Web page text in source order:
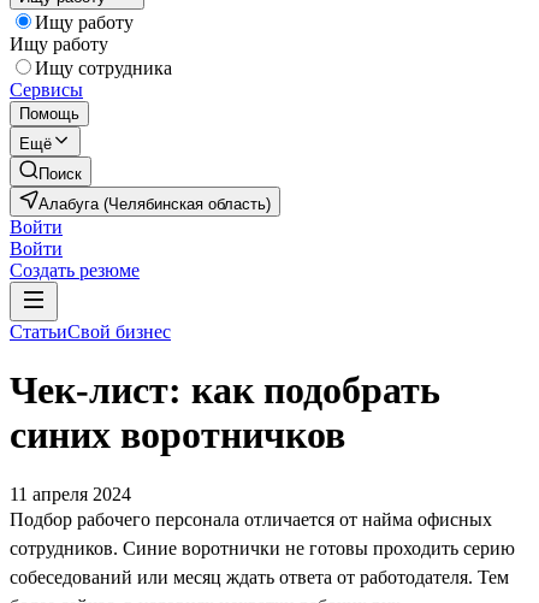
Ищу работу
Ищу работу
Ищу сотрудника
Сервисы
Помощь
Ещё
Поиск
Алабуга (Челябинская область)
Войти
Войти
Создать резюме
СтатьиСвой бизнес
Чек-лист: как подобрать
синих воротничков
11 апреля 2024
Подбор рабочего персонала отличается от найма офисных
сотрудников. Синие воротнички не готовы проходить серию
собеседований или месяц ждать ответа от работодателя. Тем